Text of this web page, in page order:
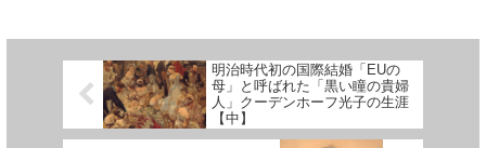
明治時代初の国際結婚「EUの
母」と呼ばれた「黒い瞳の貴婦
人」クーデンホーフ光子の生涯
【中】